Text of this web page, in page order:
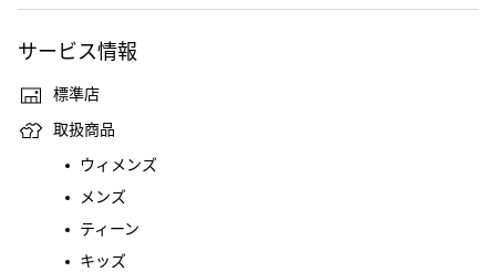
サービス情報
標準店
取扱商品
ウィメンズ
メンズ
ティーン
キッズ